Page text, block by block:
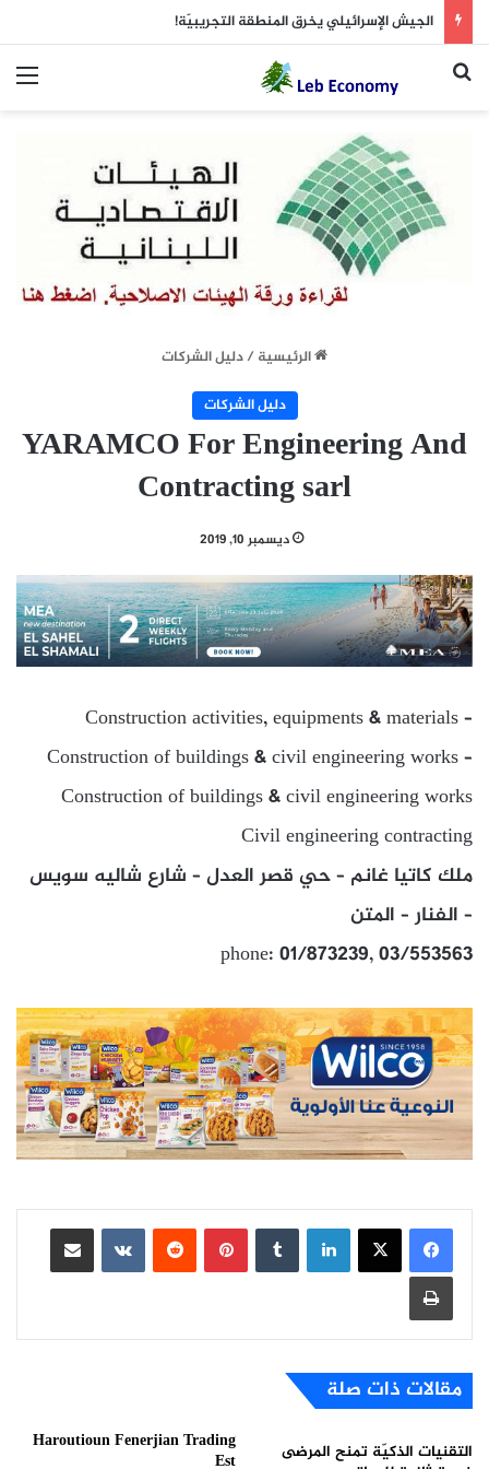
الجيش الإسرائيلي يخرق المنطقة التجريبيّة!
بحث عن
الرئيسية/دليل الشركات
دليل الشركات
YARAMCO For Engineering And
Contracting sarl
ديسمبر 10, 2019
Construction activities, equipments & materials –
Construction of buildings & civil engineering works –
Construction of buildings & civil engineering works
Civil engineering contracting
ملك كاتيا غانم – حي قصر العدل – شارع شاليه سويس
– الفنار – المتن
phone: 01/873239, 03/553563
لينكدإن بينتيريست
مشاركة عبر البريد
طباعة
مقالات ذات صلة
التقنيات الذكيّة تمنح المرضى
Haroutioun Fenerjian Trading
Est